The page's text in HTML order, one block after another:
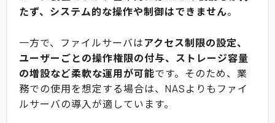
たず、システム的な操作や制御はできません。
一方で、ファイルサーバはアクセス制限の設定、
ユーザーごとの操作権限の付与、ストレージ容量
の増設など柔軟な運用が可能です。そのため、業
務での使用を想定する場合は、NASよりもファイ
ルサーバの導入が適しています。